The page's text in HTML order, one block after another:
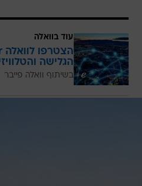
עוד בוואלה
הגלישה
בשיתוף וואלה פייבר